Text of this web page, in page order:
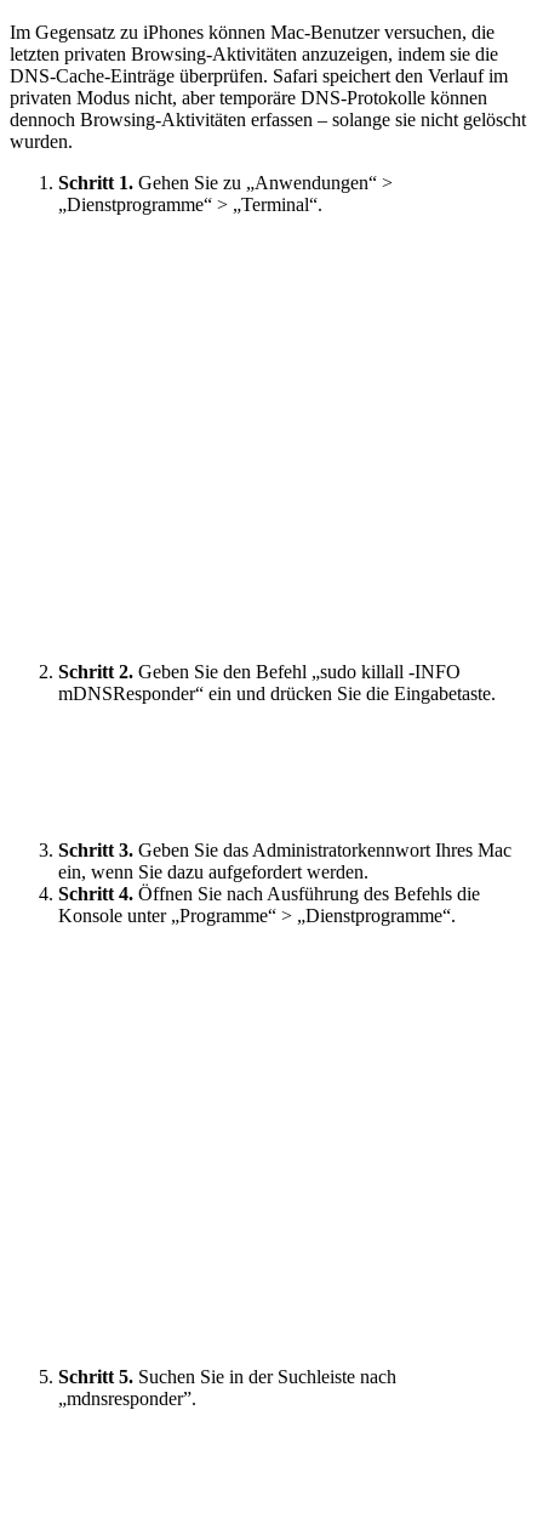
Im Gegensatz zu iPhones können Mac-Benutzer versuchen, die
letzten privaten Browsing-Aktivitäten anzuzeigen, indem sie die
DNS-Cache-Einträge überprüfen. Safari speichert den Verlauf im
privaten Modus nicht, aber temporäre DNS-Protokolle können
dennoch Browsing-Aktivitäten erfassen – solange sie nicht gelöscht
wurden.
Schritt 1. Gehen Sie zu „Anwendungen“ >
„Dienstprogramme“ > „Terminal“.
Schritt 2. Geben Sie den Befehl „sudo killall -INFO
mDNSResponder“ ein und drücken Sie die Eingabetaste.
Schritt 3. Geben Sie das Administratorkennwort Ihres Mac
ein, wenn Sie dazu aufgefordert werden.
Schritt 4. Öffnen Sie nach Ausführung des Befehls die
Konsole unter „Programme“ > „Dienstprogramme“.
Schritt 5. Suchen Sie in der Suchleiste nach
„mdnsresponder”.